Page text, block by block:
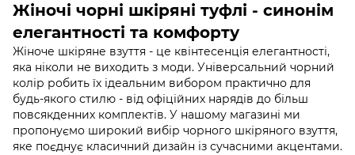
Жіночі чорні шкіряні туфлі - синонім
елегантності та комфорту
Жіноче шкіряне взуття - це квінтесенція елегантності,
яка ніколи не виходить з моди. Універсальний чорний
колір робить їх ідеальним вибором практично для
будь-якого стилю - від офіційних нарядів до більш
повсякденних комплектів. У нашому магазині ми
пропонуємо широкий вибір чорного шкіряного взуття,
яке поєднує класичний дизайн із сучасними акцентами.